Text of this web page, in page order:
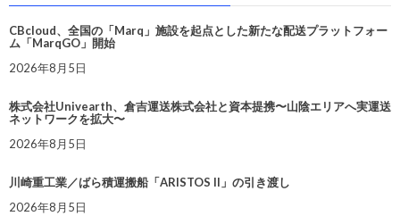
CBcloud、全国の「Marq」施設を起点とした新たな配送プラットフォー
ム「MarqGO」開始
2026年8月5日
株式会社Univearth、倉吉運送株式会社と資本提携〜山陰エリアへ実運送
ネットワークを拡大〜
2026年8月5日
川崎重工業／ばら積運搬船「ARISTOS II」の引き渡し
2026年8月5日